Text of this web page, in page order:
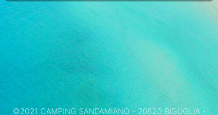
©2021 CAMPING SANDAMIANO - 20620 BIGUGLIA -